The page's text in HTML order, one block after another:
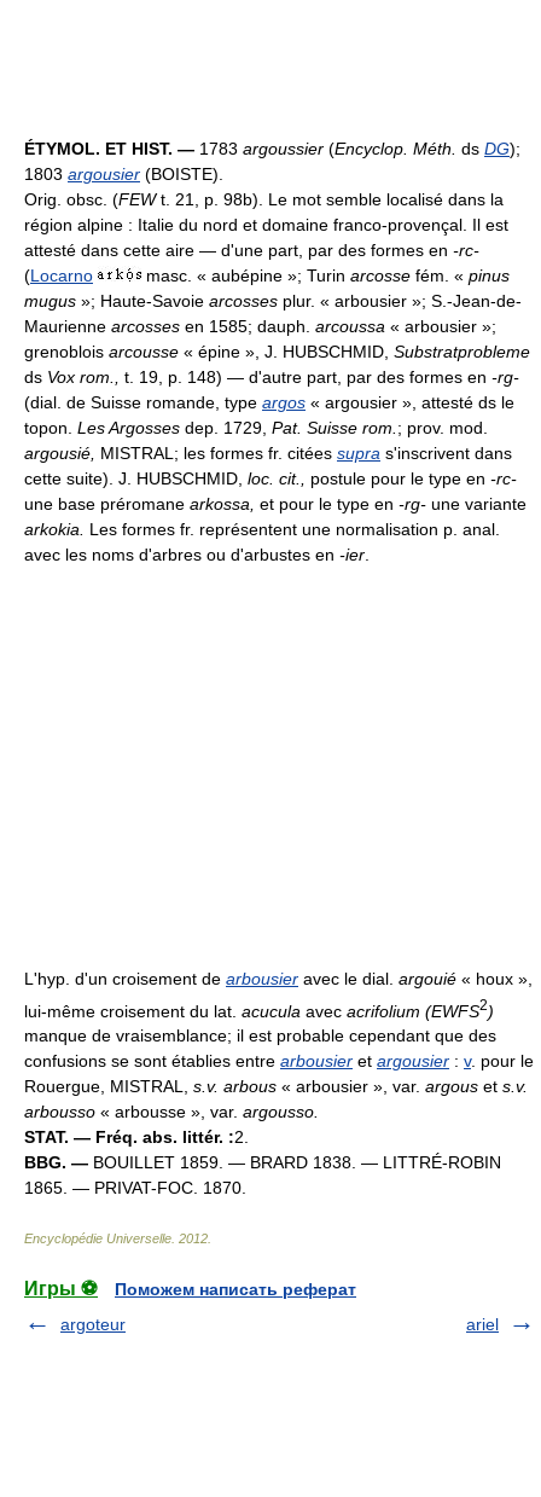
ÉTYMOL. ET HIST. — 1783 argoussier (Encyclop. Méth. ds DG);
1803 argousier (BOISTE).
Orig. obsc. (FEWt. 21, p. 98b). Le mot semble localisé dans la
région alpine : Italie du nord et domaine franco-provençal. Il est
attesté dans cette aire — d'une part, par des formes en -rc-
(Locarno masc. « aubépine »; Turin arcosse fém. « pinus
mugus »; Haute-Savoie arcosses plur. « arbousier »; S.-Jean-de-
Maurienne arcosses en 1585; dauph. arcoussa « arbousier »;
grenoblois arcousse « épine », J. HUBSCHMID, Substratprobleme
ds Vox rom., t. 19, p. 148) — d'autre part, par des formes en -rg-
(dial. de Suisse romande, type argos « argousier », attesté ds le
topon. Les Argosses dep. 1729, Pat. Suisse rom. ; prov. mod.
argousié, MISTRAL; les formes fr. citées supra s'inscrivent dans
cette suite). J. HUBSCHMID, loc. cit., postule pour le type en -rc-
une base préromane arkossa, et pour le type en -rg- une variante
arkokia. Les formes fr. représentent une normalisation p. anal.
avec les noms d'arbres ou d'arbustes en -ier
L'hyp. d'un croisement de arbousier avec le dial. argouié « houx »,
lui-même croisement du lat. acucula avec acrifolium (EWFS2)
manque de vraisemblance; il est probable cependant que des
confusions se sont établies entre arbousier et argousier : v. pour le
Rouergue, MISTRAL, s.v. arbous « arbousier », var. argous et s.v.
arbousso « arbousse », var. argousso.
STAT. — Fréq. abs. littér. :2.
BBG. — BOUILLET 1859. — BRARD 1838. — LITTRÉ-ROBIN
1865. — PRIVAT-FOC. 1870.
Encyclopédie Universelle 2012
Игры ⚽
Поможем написать реферат
argoteur
ariel